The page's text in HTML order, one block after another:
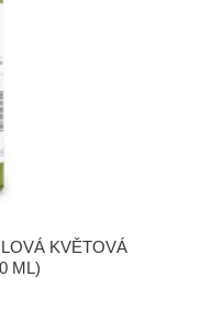
KVĚTOVÁ
ML)